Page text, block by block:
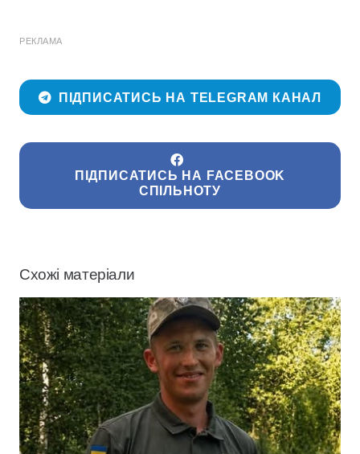
РЕКЛАМА
ПІДПИСАТИСЬ НА TELEGRAM КАНАЛ
ПІДПИСАТИСЬ НА FACEBOOK
СПІЛЬНОТУ
Схожі матеріали